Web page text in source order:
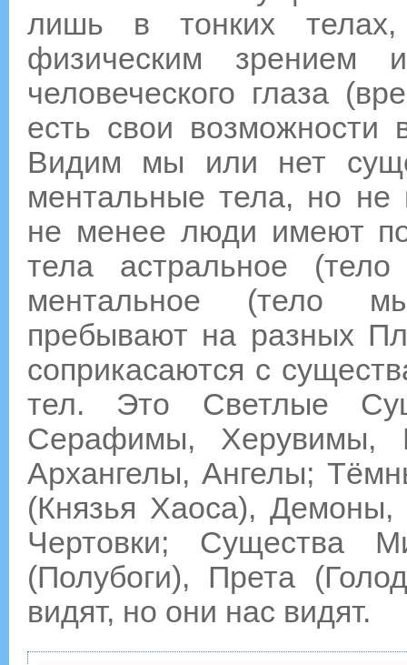
лишь в тонких
физическим зрением
человеческого глаза
есть свои возможности
Видим мы или нет
ментальные тела, но
не менее люди имеют
тела астральное
ментальное (тело
пребывают на разных
соприкасаются с
тел. Это Светлые
Серафимы, Херувимы,
Архангелы, Ангелы;
(Князья Хаоса),
Чертовки; Существа
(Полубоги), Прета
видят, но они нас видят.